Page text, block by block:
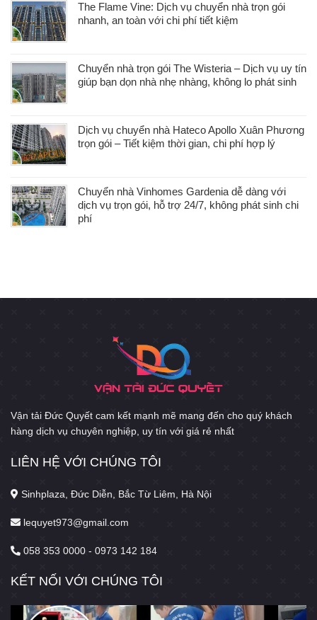
The Flame Vine: Dịch vụ chuyển nhà trọn gói
nhanh, an toàn với chi phí tiết kiệm
Chuyển nhà trọn gói The Wisteria – Dịch vụ uy tín
giúp bạn dọn nhà nhẹ nhàng, không lo phát sinh
Dịch vụ chuyển nhà Hateco Apollo Xuân Phương
trọn gói – Tiết kiệm thời gian, chi phí hợp lý
Chuyển nhà Vinhomes Gardenia dễ dàng với
dịch vụ trọn gói, hỗ trợ 24/7, không phát sinh chi
phí
Vận tải Đức Quyết cam kết mạnh mẽ mang đến cho quý khách
hàng dịch vụ chuyên nghiệp, uy tín với giá rẻ nhất
LIÊN HỆ VỚI CHÚNG TÔI
Sinhplaza, Đức Diễn, Bắc Từ Liêm, Hà Nội
lequyet973@gmail.com
058 353 0000 - 0973 142 184
KẾT NỐI VỚI CHÚNG TÔI